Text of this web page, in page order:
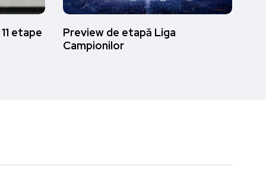
etape
Preview de etapă Liga
Campionilor